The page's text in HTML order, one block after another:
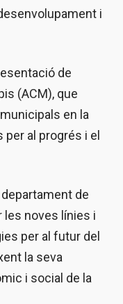
i
de
(ACM), que
en la
al progrés i el
de
les noves línies i
per al futur del
la seva
i social de la